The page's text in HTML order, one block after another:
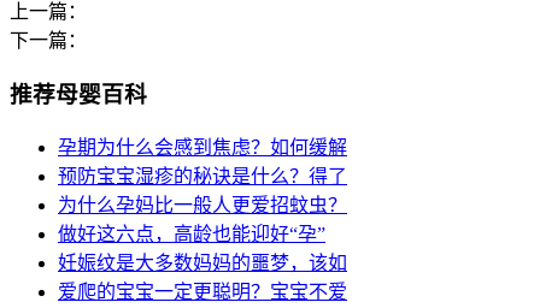
上一篇：
下一篇：
推荐母婴百科
孕期为什么会感到焦虑？如何缓解
预防宝宝湿疹的秘诀是什么？得了
为什么孕妈比一般人更爱招蚊虫？
做好这六点，高龄也能迎好“孕”
妊娠纹是大多数妈妈的噩梦，该如
爱爬的宝宝一定更聪明？宝宝不爱